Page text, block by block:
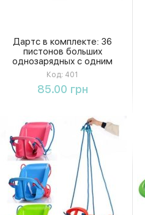
Дартс в комплекте: 36
пистонов больших
однозарядных с одним
выстрелом каждый, размер
игрушки, 18, 5*3, 5см, пакет
401
Код: 401
85.00 грн
Купить